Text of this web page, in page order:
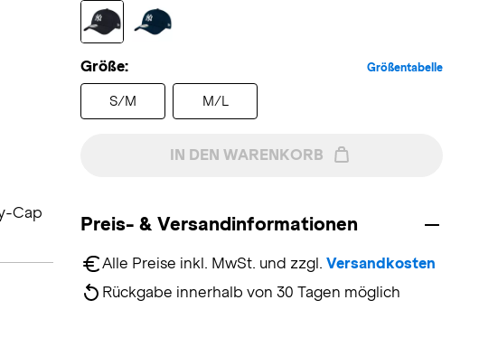
Größe: Größentabelle
S/M M/L
IN DEN WARENKORB
Preis- & Versandinformationen
Alle Preise inkl. MwSt. und zzgl. Versandkosten
Rückgabe innerhalb von 30 Tagen möglich
Cap